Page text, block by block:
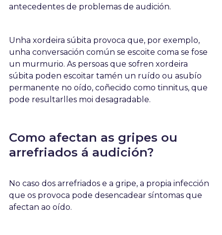
antecedentes de problemas de audición.
Unha xordeira súbita provoca que, por exemplo,
unha conversación común se escoite coma se fose
un murmurio. As persoas que sofren xordeira
súbita poden escoitar tamén un ruído ou asubío
permanente no oído, coñecido como tinnitus, que
pode resultarlles moi desagradable.
Como afectan as gripes ou
arrefriados á audición?
No caso dos arrefriados e a gripe, a propia infección
que os provoca pode desencadear síntomas que
afectan ao oído.